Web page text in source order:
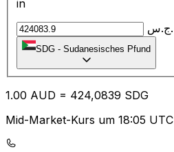
in
ج.س.
SDG - Sudanesisches Pfund
1.00 AUD = 424,0839 SDG
Mid-Market-Kurs um 18:05 UTC